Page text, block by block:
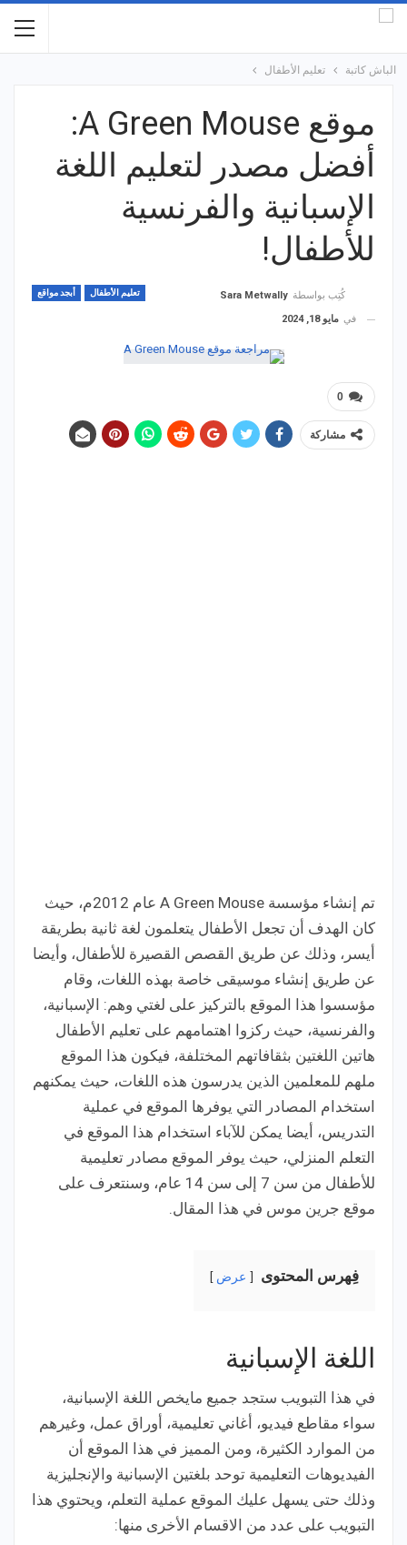
الباش كاتبة تعليم الأطفال
موقع A Green Mouse:
أفضل مصدر لتعليم اللغة
الإسبانية والفرنسية
للأطفال!
تعليم الأطفال أبجد مواقع كُتِب بواسطة Sara Metwally
في مايو 18, 2024
0
مشاركة
تم إنشاء مؤسسة A Green Mouse عام 2012م، حيث
كان الهدف أن تجعل الأطفال يتعلمون لغة ثانية بطريقة
أيسر، وذلك عن طريق القصص القصيرة للأطفال، وأيضا
عن طريق إنشاء موسيقى خاصة بهذه اللغات، وقام
مؤسسوا هذا الموقع بالتركيز على لغتي وهم: الإسبانية،
والفرنسية، حيث ركزوا اهتمامهم على تعليم الأطفال
هاتين اللغتين بثقافاتهم المختلفة، فيكون هذا الموقع
ملهم للمعلمين الذين يدرسون هذه اللغات، حيث يمكنهم
استخدام المصادر التي يوفرها الموقع في عملية
التدريس، أيضا يمكن للآباء استخدام هذا الموقع في
التعلم المنزلي، حيث يوفر الموقع مصادر تعليمية
للأطفال من سن 7 إلى سن 14 عام، وسنتعرف على
موقع جرين موس في هذا المقال.
فِهرس المحتوى عرض
اللغة الإسبانية
في هذا التبويب ستجد جميع مايخص اللغة الإسبانية،
سواء مقاطع فيديو، أغاني تعليمية، أوراق عمل، وغيرهم
من الموارد الكثيرة، ومن المميز في هذا الموقع أن
الفيديوهات التعليمية توحد بلغتين الإسبانية والإنجليزية
وذلك حتى يسهل عليك الموقع عملية التعلم، ويحتوي هذا
التبويب على عدد من الاقسام الأخرى منها: